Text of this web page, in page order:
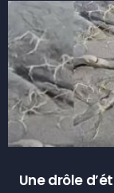
Une drôle